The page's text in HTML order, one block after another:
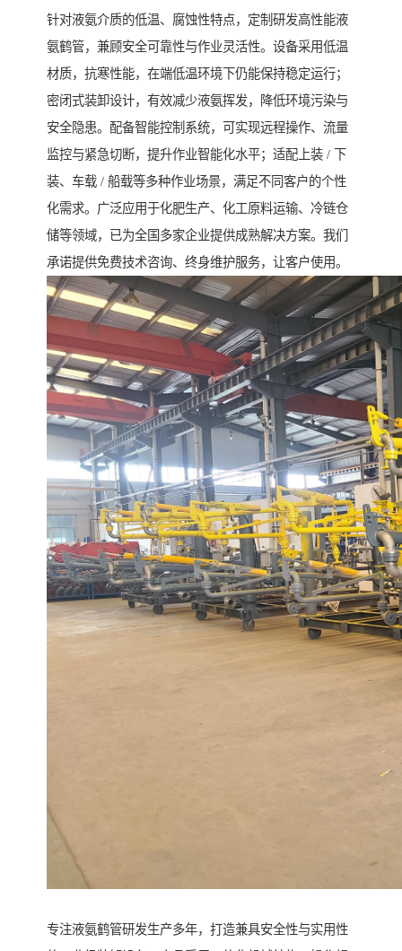
针对液氨介质的低温、腐蚀性特点，定制研发高性能液
氨鹤管，兼顾安全可靠性与作业灵活性。设备采用低温
材质，抗寒性能，在端低温环境下仍能保持稳定运行；
密闭式装卸设计，有效减少液氨挥发，降低环境污染与
安全隐患。配备智能控制系统，可实现远程操作、流量
监控与紧急切断，提升作业智能化水平；适配上装 / 下
装、车载 / 船载等多种作业场景，满足不同客户的个性
化需求。广泛应用于化肥生产、化工原料运输、冷链仓
储等领域，已为全国多家企业提供成熟解决方案。我们
承诺提供免费技术咨询、终身维护服务，让客户使用。
专注液氨鹤管研发生产多年，打造兼具安全性与实用性